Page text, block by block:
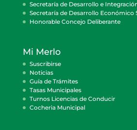
Secretaría de Desarrollo e
Secretaría de Desarrollo Económico
Honorable Concejo Deliberante
Mi Merlo
Suscribirse
Noticias
Guía de Trámites
Tasas Municipales
Turnos Licencias de Conducir
Cocheria Municipal